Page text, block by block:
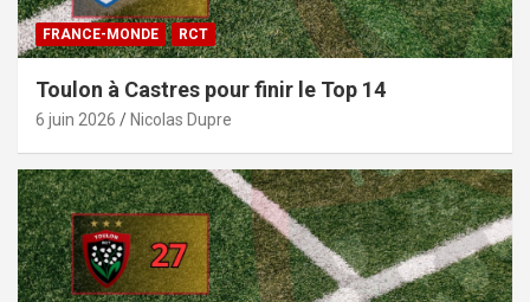
FRANCE-MONDE RCT
Toulon à Castres pour finir le Top 14
6 juin 2026 Nicolas Dupre